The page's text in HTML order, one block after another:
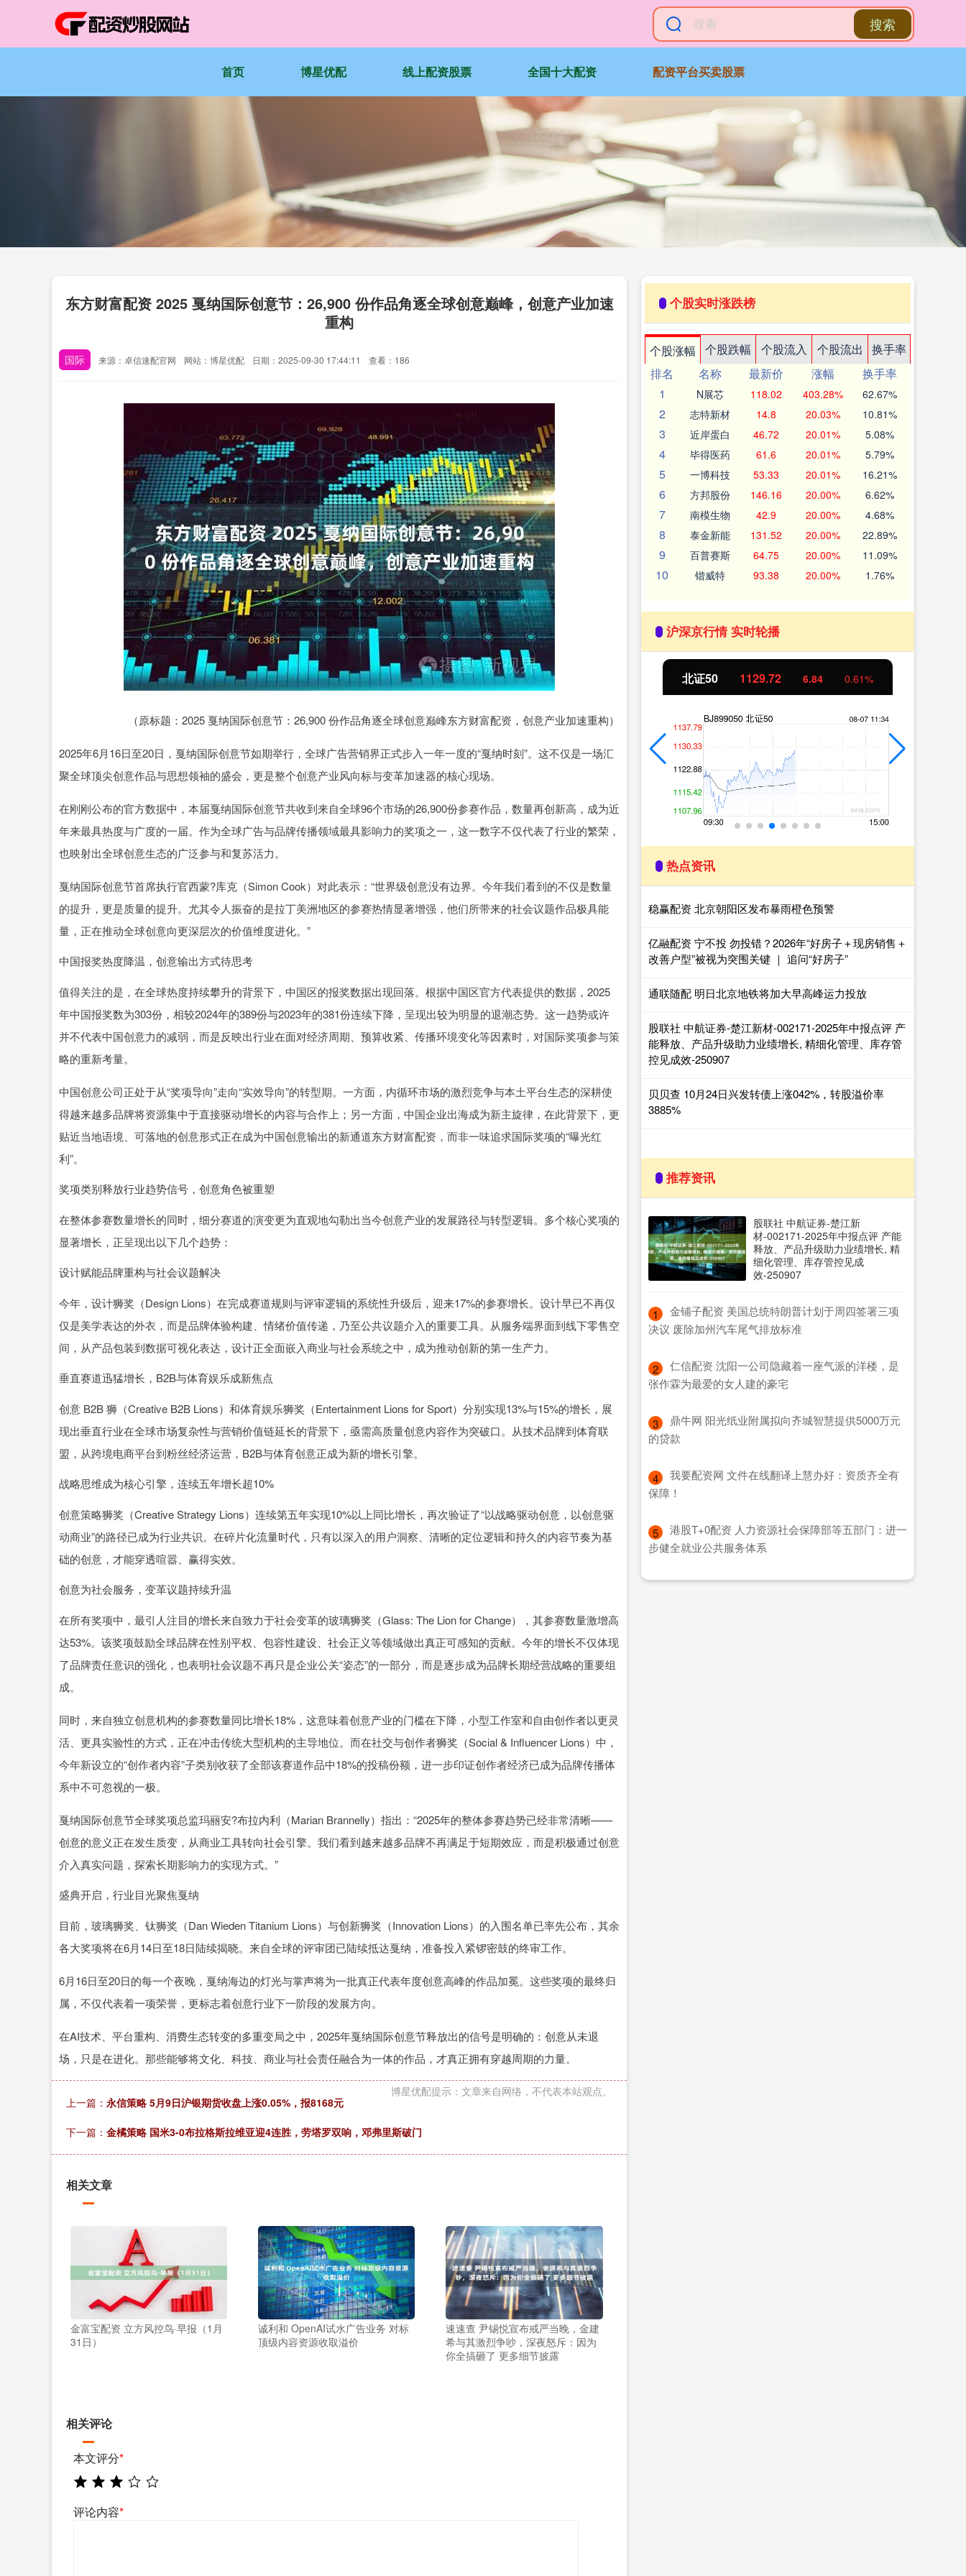
搜索
首页 博星优配 线上配资股票 全国十大配资 配资平台买卖股票
东方财富配资 2025 戛纳国际创意节：26,900 份作品角逐全球创意巅峰，创意产业加速
重构
国际 来源：卓信速配官网 网站：博星优配 日期：2025-09-30 17:44:11 查看：186
（原标题：2025 戛纳国际创意节：26,900 份作品角逐全球创意巅峰东方财富配资，创意产业加速重构）
2025年6月16日至20日，戛纳国际创意节如期举行，全球广告营销界正式步入一年一度的“戛纳时刻”。这不仅是一场汇
聚全球顶尖创意作品与思想领袖的盛会，更是整个创意产业风向标与变革加速器的核心现场。
在刚刚公布的官方数据中，本届戛纳国际创意节共收到来自全球96个市场的26,900份参赛作品，数量再创新高，成为近
年来最具热度与广度的一届。作为全球广告与品牌传播领域最具影响力的奖项之一，这一数字不仅代表了行业的繁荣，
也映射出全球创意生态的广泛参与和复苏活力。
戛纳国际创意节首席执行官西蒙?库克（Simon Cook）对此表示：“世界级创意没有边界。今年我们看到的不仅是数量
的提升，更是质量的提升。尤其令人振奋的是拉丁美洲地区的参赛热情显著增强，他们所带来的社会议题作品极具能
量，正在推动全球创意向更深层次的价值维度进化。”
中国报奖热度降温，创意输出方式待思考
值得关注的是，在全球热度持续攀升的背景下，中国区的报奖数据出现回落。根据中国区官方代表提供的数据，2025
年中国报奖数为303份，相较2024年的389份与2023年的381份连续下降，呈现出较为明显的退潮态势。这一趋势或许
并不代表中国创意力的减弱，而是反映出行业在面对经济周期、预算收紧、传播环境变化等因素时，对国际奖项参与策
略的重新考量。
中国创意公司正处于从“奖项导向”走向“实效导向”的转型期。一方面，内循环市场的激烈竞争与本土平台生态的深耕使
得越来越多品牌将资源集中于直接驱动增长的内容与合作上；另一方面，中国企业出海成为新主旋律，在此背景下，更
贴近当地语境、可落地的创意形式正在成为中国创意输出的新通道东方财富配资，而非一味追求国际奖项的“曝光红
利”。
奖项类别释放行业趋势信号，创意角色被重塑
在整体参赛数量增长的同时，细分赛道的演变更为直观地勾勒出当今创意产业的发展路径与转型逻辑。多个核心奖项的
显著增长，正呈现出以下几个趋势：
设计赋能品牌重构与社会议题解决
今年，设计狮奖（Design Lions）在完成赛道规则与评审逻辑的系统性升级后，迎来17%的参赛增长。设计早已不再仅
仅是美学表达的外衣，而是品牌体验构建、情绪价值传递，乃至公共议题介入的重要工具。从服务端界面到线下零售空
间，从产品包装到数据可视化表达，设计正全面嵌入商业与社会系统之中，成为推动创新的第一生产力。
垂直赛道迅猛增长，B2B与体育娱乐成新焦点
创意 B2B 狮（Creative B2B Lions）和体育娱乐狮奖（Entertainment Lions for Sport）分别实现13%与15%的增长，展
现出垂直行业在全球市场复杂性与营销价值链延长的背景下，亟需高质量创意内容作为突破口。从技术品牌到体育联
盟，从跨境电商平台到粉丝经济运营，B2B与体育创意正成为新的增长引擎。
战略思维成为核心引擎，连续五年增长超10%
创意策略狮奖（Creative Strategy Lions）连续第五年实现10%以上同比增长，再次验证了“以战略驱动创意，以创意驱
动商业”的路径已成为行业共识。在碎片化流量时代，只有以深入的用户洞察、清晰的定位逻辑和持久的内容节奏为基
础的创意，才能穿透喧嚣、赢得实效。
创意为社会服务，变革议题持续升温
在所有奖项中，最引人注目的增长来自致力于社会变革的玻璃狮奖（Glass: The Lion for Change），其参赛数量激增高
达53%。该奖项鼓励全球品牌在性别平权、包容性建设、社会正义等领域做出真正可感知的贡献。今年的增长不仅体现
了品牌责任意识的强化，也表明社会议题不再只是企业公关“姿态”的一部分，而是逐步成为品牌长期经营战略的重要组
成。
同时，来自独立创意机构的参赛数量同比增长18%，这意味着创意产业的门槛在下降，小型工作室和自由创作者以更灵
活、更具实验性的方式，正在冲击传统大型机构的主导地位。而在社交与创作者狮奖（Social & Influencer Lions）中，
今年新设立的“创作者内容”子类别收获了全部该赛道作品中18%的投稿份额，进一步印证创作者经济已成为品牌传播体
系中不可忽视的一极。
戛纳国际创意节全球奖项总监玛丽安?布拉内利（Marian Brannelly）指出：“2025年的整体参赛趋势已经非常清晰——
创意的意义正在发生质变，从商业工具转向社会引擎。我们看到越来越多品牌不再满足于短期效应，而是积极通过创意
介入真实问题，探索长期影响力的实现方式。”
盛典开启，行业目光聚焦戛纳
目前，玻璃狮奖、钛狮奖（Dan Wieden Titanium Lions）与创新狮奖（Innovation Lions）的入围名单已率先公布，其余
各大奖项将在6月14日至18日陆续揭晓。来自全球的评审团已陆续抵达戛纳，准备投入紧锣密鼓的终审工作。
6月16日至20日的每一个夜晚，戛纳海边的灯光与掌声将为一批真正代表年度创意高峰的作品加冕。这些奖项的最终归
属，不仅代表着一项荣誉，更标志着创意行业下一阶段的发展方向。
在AI技术、平台重构、消费生态转变的多重变局之中，2025年戛纳国际创意节释放出的信号是明确的：创意从未退
场，只是在进化。那些能够将文化、科技、商业与社会责任融合为一体的作品，才真正拥有穿越周期的力量。
博星优配提示：文章来自网络，不代表本站观点。
上一篇： 永信策略 5月9日沪银期货收盘上涨0.05%，报8168元
下一篇： 金橘策略 国米3-0布拉格斯拉维亚迎4连胜，劳塔罗双响，邓弗里斯破门
相关文章
金富宝配资 立方风控鸟·早报（1月
31日）
诚利和 OpenAI试水广告业务 对标
顶级内容资源收取溢价
速速查 尹锡悦宣布戒严当晚，金建
希与其激烈争吵，深夜怒斥：因为
你全搞砸了 更多细节披露
相关评论
本文评分*
评论内容*
个股实时涨跌榜
个股涨幅 个股跌幅 个股流入 个股流出
换手率
排名
名称 最新价 涨幅
换手率
1
N展芯 118.02 403.28% 62.67%
2 志特新材 14.8 20.03% 10.81%
3 近岸蛋白 46.72 20.01% 5.08%
4 毕得医药 61.6 20.01% 5.79%
5 一博科技 53.33 20.01% 16.21%
6 方邦股份 146.16 20.00% 6.62%
7 南模生物 42.9 20.00% 4.68%
8 泰金新能 131.52 20.00% 22.89%
9 百普赛斯 64.75 20.00% 11.09%
10 锴威特 93.38 20.00% 1.76%
沪深京行情 实时轮播
深证成指 14295.08 184.96 1.31% 沪深300 4689.96 38.65 北证50 1129.72 6.84 0.61%
热点资讯
稳赢配资 北京朝阳区发布暴雨橙色预警
亿融配资 宁不投 勿投错？2026年“好房子＋现房销售＋
改善户型”被视为突围关键 ｜ 追问“好房子”
通联随配 明日北京地铁将加大早高峰运力投放
股联社 中航证券-楚江新材-002171-2025年中报点评 产
能释放、产品升级助力业绩增长, 精细化管理、库存管
控见成效-250907
贝贝查 10月24日兴发转债上涨042%，转股溢价率
3885%
推荐资讯
股联社 中航证券-楚江新
材-002171-2025年中报点评 产能
释放、产品升级助力业绩增长, 精
细化管理、库存管控见成
效-250907
1
​金铺子配资 美国总统特朗普计划于周四签署三项
决议 废除加州汽车尾气排放标准
2
​仁信配资 沈阳一公司隐藏着一座气派的洋楼，是
张作霖为最爱的女人建的豪宅
3
​鼎牛网 阳光纸业附属拟向齐城智慧提供5000万元
的贷款
4
​我要配资网 文件在线翻译上慧办好：资质齐全有
保障！
5
​港股T+0配资 人力资源社会保障部等五部门：进一
步健全就业公共服务体系